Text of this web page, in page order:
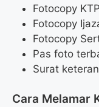
Fotocopy
Fotocopy
Fotocopy
Pas foto
Surat
Cara Melamar